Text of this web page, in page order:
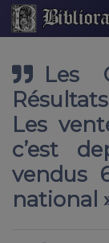
Les
Les
c’est
vendus
national